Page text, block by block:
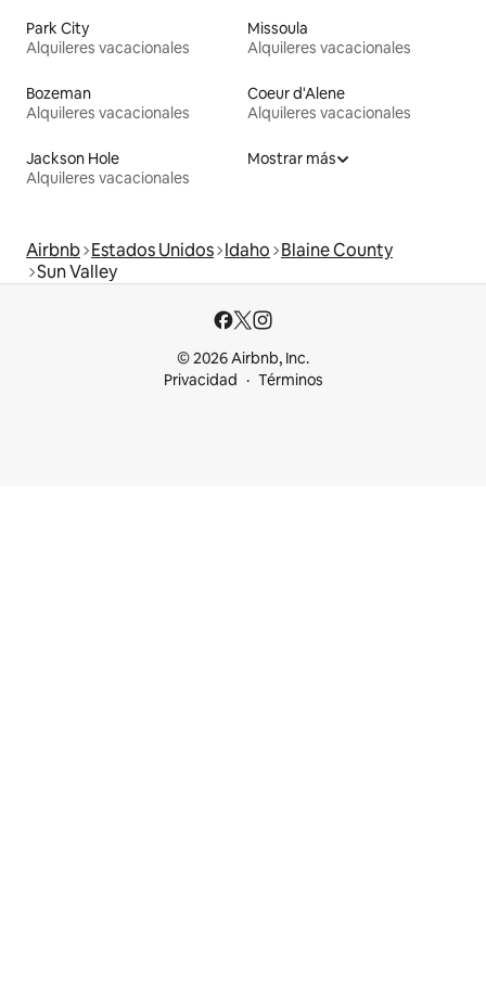
Park City
Alquileres vacacionales
Missoula
Alquileres vacacionales
Bozeman
Alquileres vacacionales
Coeur d'Alene
Alquileres vacacionales
Jackson Hole
Alquileres vacacionales
Mostrar más
Airbnb Estados Unidos Idaho Blaine County
Sun Valley
© 2026 Airbnb, Inc.
Privacidad
Términos